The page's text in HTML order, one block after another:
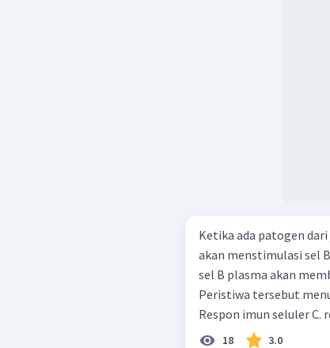
Ketika ada patogen
akan menstimulasi sel
sel B plasma akan
Peristiwa tersebut
Respon imun seluler C.
respon pertahanan
18 3.0